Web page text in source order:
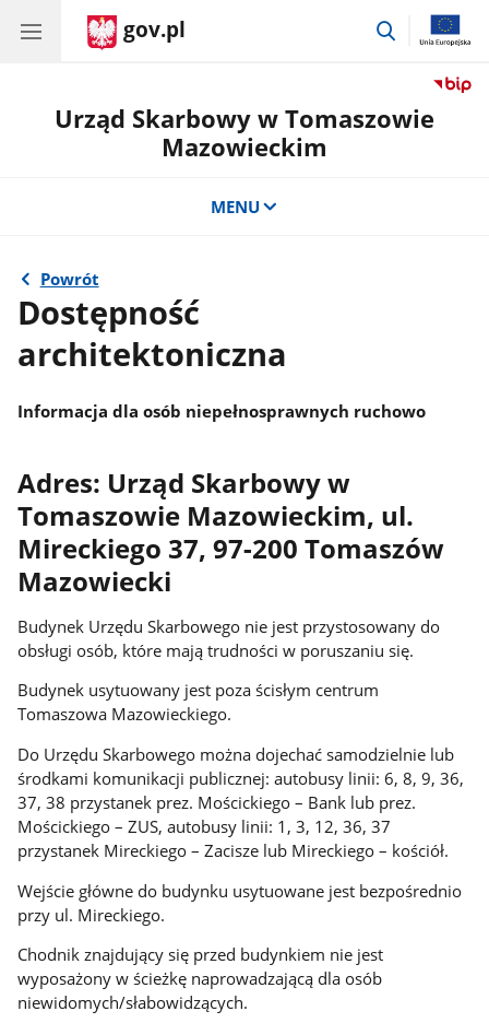
gov.pl
przejdź
Urząd Skarbowy w Tomaszowie
Mazowieckim
MENU
Powrót
Dostępność
architektoniczna
Informacja dla osób niepełnosprawnych ruchowo
Adres: Urząd Skarbowy w
Tomaszowie Mazowieckim, ul.
Mireckiego 37, 97-200 Tomaszów
Mazowiecki
Budynek Urzędu Skarbowego nie jest przystosowany do
obsługi osób, które mają trudności w poruszaniu się.
Budynek usytuowany jest poza ścisłym centrum
Tomaszowa Mazowieckiego.
Do Urzędu Skarbowego można dojechać samodzielnie lub
środkami komunikacji publicznej: autobusy linii: 6, 8, 9, 36,
37, 38 przystanek prez. Mościckiego – Bank lub prez.
Mościckiego – ZUS, autobusy linii: 1, 3, 12, 36, 37
przystanek Mireckiego – Zacisze lub Mireckiego – kościół.
Wejście główne do budynku usytuowane jest bezpośrednio
przy ul. Mireckiego.
Chodnik znajdujący się przed budynkiem nie jest
wyposażony w ścieżkę naprowadzającą dla osób
niewidomych/słabowidzących.